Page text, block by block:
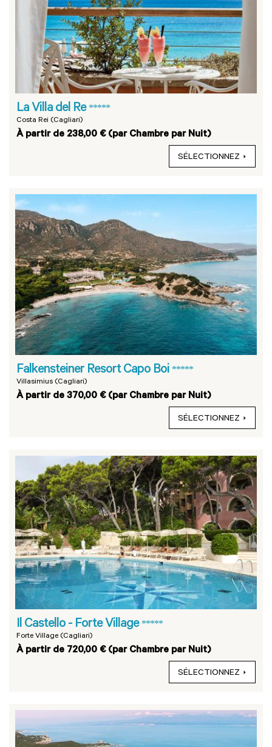
La Villa del Re *****
Costa Rei (Cagliari)
À partir de 238,00 € (par Chambre par Nuit)
SÉLECTIONNEZ
Falkensteiner Resort Capo Boi *****
Villasimius (Cagliari)
À partir de 370,00 € (par Chambre par Nuit)
SÉLECTIONNEZ
Il Castello - Forte Village *****
Forte Village (Cagliari)
À partir de 720,00 € (par Chambre par Nuit)
SÉLECTIONNEZ